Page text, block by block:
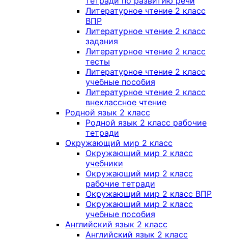
Литературное чтение 2 класс
ВПР
Литературное чтение 2 класс
задания
Литературное чтение 2 класс
тесты
Литературное чтение 2 класс
учебные пособия
Литературное чтение 2 класс
внеклассное чтение
Родной язык 2 класс
Родной язык 2 класс рабочие
тетради
Окружающий мир 2 класс
Окружающий мир 2 класс
учебники
Окружающий мир 2 класс
рабочие тетради
Окружающий мир 2 класс ВПР
Окружающий мир 2 класс
учебные пособия
Английский язык 2 класс
Английский язык 2 класс